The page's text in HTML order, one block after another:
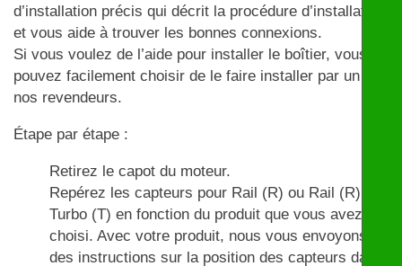
d’installation précis qui décrit la procédure d’installation
et vous aide à trouver les bonnes connexions.
Si vous voulez de l’aide pour installer le boîtier, vous
pouvez facilement choisir de le faire installer par un de
nos revendeurs.
Étape par étape :
Retirez le capot du moteur.
Repérez les capteurs pour Rail (R) ou Rail (R) et
Turbo (T) en fonction du produit que vous avez
choisi. Avec votre produit, nous vous envoyons
des instructions sur la position des capteurs dans